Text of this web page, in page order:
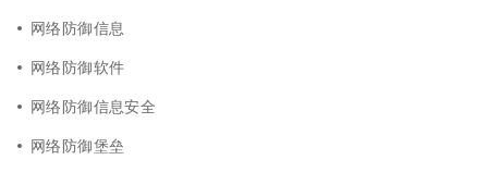
网络防御信息
网络防御软件
网络防御信息安全
网络防御堡垒